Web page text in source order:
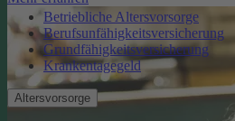
Betriebliche Altersvorsorge
Berufsunfähigkeitsversicherung
Grundfähigkeitsversicherung
Krankentagegeld
Altersvorsorge